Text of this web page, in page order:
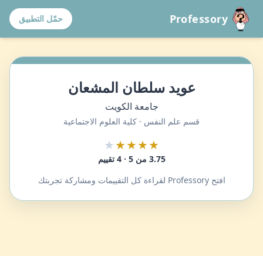
Professory حمّل التطبيق
عويد سلطان المشعان
جامعة الكويت
قسم علم النفس · كلية العلوم الاجتماعية
★★★★
★
3.75 من 5 · 4 تقييم
افتح Professory لقراءة كل التقييمات ومشاركة تجربتك